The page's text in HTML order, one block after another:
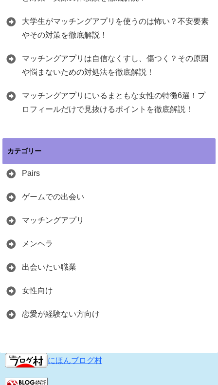
大学生がマッチングアプリを使うのは怖い？不安要素
やその対策を徹底解説！
マッチングアプリは自信なくすし、傷つく？その原因
や悩まないための対処法を徹底解説！
マッチングアプリにいるまともな女性の特徴6選！プ
ロフィールだけで見抜けるポイントを徹底解説！
カテゴリー
Pairs
ゲームでの出会い
マッチングアプリ
メンヘラ
出会いたい職業
女性向け
恋愛が経験ない方向け
にほんブログ村